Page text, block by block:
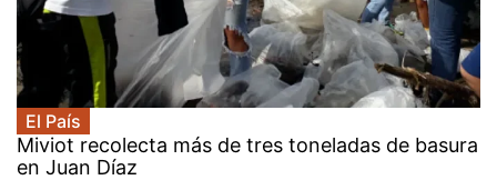
El País
Miviot recolecta más de tres toneladas de basura
en Juan Díaz